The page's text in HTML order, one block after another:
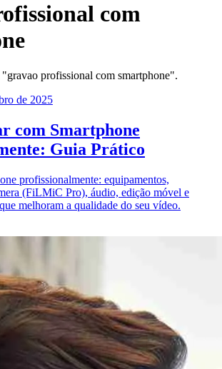
com
"gravao profissional com smartphone".
de 2025
com Smartphone
Guia Prático
profissionalmente: equipamentos,
(FiLMiC Pro), áudio, edição móvel e
melhoram a qualidade do seu vídeo.